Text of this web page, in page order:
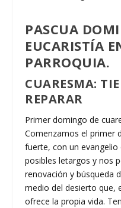
PASCUA
EUCARISTÍA
PARROQUIA.
CUARESMA:
REPARAR
Primer domingo de
Comenzamos el primer
fuerte, con un
posibles letargos y nos
renovación y búsqueda
medio del desierto que,
ofrece la propia vida.